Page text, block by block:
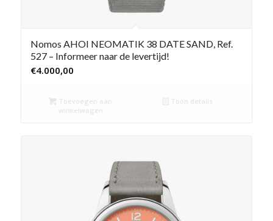
Nomos AHOI NEOMATIK 38 DATE SAND, Ref.
527 – Informeer naar de levertijd!
€4.000,00
Toevoegen aan
winkelwagen
Toon details